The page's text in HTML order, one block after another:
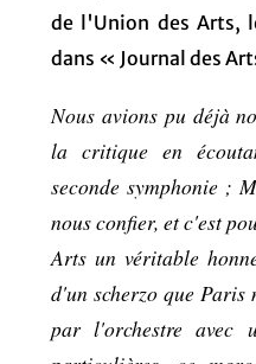
de l'Union des Arts,
dans « Journal des
Nous avions pu déjà
la critique en
seconde symphonie ;
nous confier, et c'est
Arts un véritable
d'un scherzo que
par l'orchestre avec